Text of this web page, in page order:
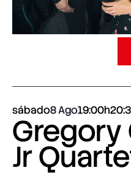
sábado8 Ago19:00h
Gregory
Jr